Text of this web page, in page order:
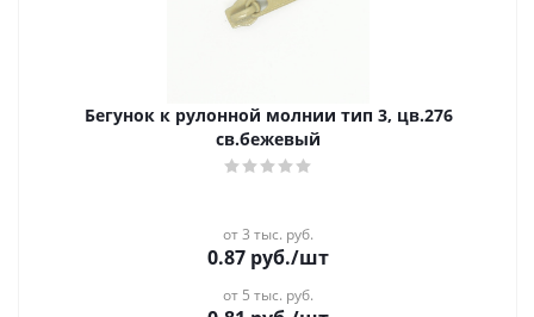
Бегунок к рулонной молнии тип 3, цв.276
св.бежевый
от 3 тыс. руб.
0.87 руб./шт
от 5 тыс. руб.